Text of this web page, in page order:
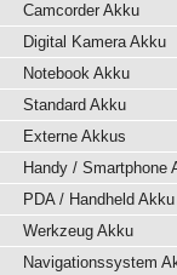
Camcorder Akku
Digital Kamera Akku
Notebook Akku
Standard Akku
Externe Akkus
Handy / Smartphone
PDA / Handheld Akku
Werkzeug Akku
Navigationssystem